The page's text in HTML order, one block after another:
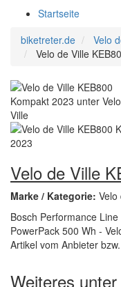
Startseite
biketreter.de
Velo
Velo de Ville
Velo de Ville
Marke / Kategorie: Velo
Bosch Performance
PowerPack 500 Wh -
Artikel vom Anbieter
Weiteres